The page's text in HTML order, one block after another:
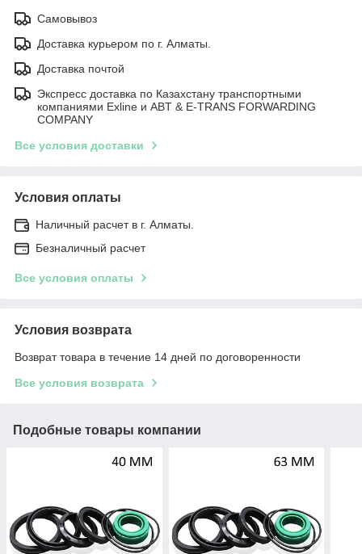
Самовывоз
Доставка курьером по г. Алматы.
Доставка почтой
Экспресс доставка по Казахстану транспортными
компаниями Exline и ABT & E-TRANS FORWARDING
COMPANY
Все условия доставки
Условия оплаты
Наличный расчет в г. Алматы.
Безналичный расчет
Все условия оплаты
Условия возврата
Возврат товара в течение 14 дней по договоренности
Все условия возврата
Подобные товары компании